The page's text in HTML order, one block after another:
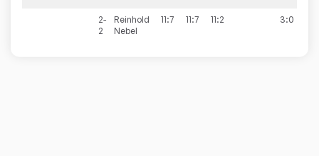
2-
2
Reinhold
Nebel
11:7 11:7 11:2 3:0